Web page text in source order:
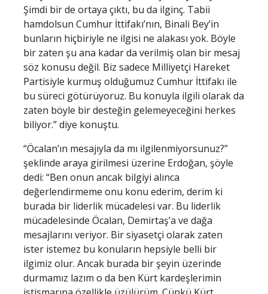
Şimdi bir de ortaya çıktı, bu da ilginç. Tabii
hamdolsun Cumhur İttifakı’nın, Binali Bey’in
bunların hiçbiriyle ne ilgisi ne alakası yok. Böyle
bir zaten şu ana kadar da verilmiş olan bir mesaj
söz konusu değil. Biz sadece Milliyetçi Hareket
Partisiyle kurmuş olduğumuz Cumhur İttifakı ile
bu süreci götürüyoruz. Bu konuyla ilgili olarak da
zaten böyle bir desteğin gelemeyeceğini herkes
biliyor.” diye konuştu.
“Öcalan’ın mesajıyla da mı ilgilenmiyorsunuz?”
şeklinde araya girilmesi üzerine Erdoğan, şöyle
dedi: “Ben onun ancak bilgiyi alınca
değerlendirmeme onu konu ederim, derim ki
burada bir liderlik mücadelesi var. Bu liderlik
mücadelesinde Öcalan, Demirtaş’a ve dağa
mesajlarını veriyor. Bir siyasetçi olarak zaten
ister istemez bu konuların hepsiyle belli bir
ilgimiz olur. Ancak burada bir şeyin üzerinde
durmamız lazım o da ben Kürt kardeşlerimin